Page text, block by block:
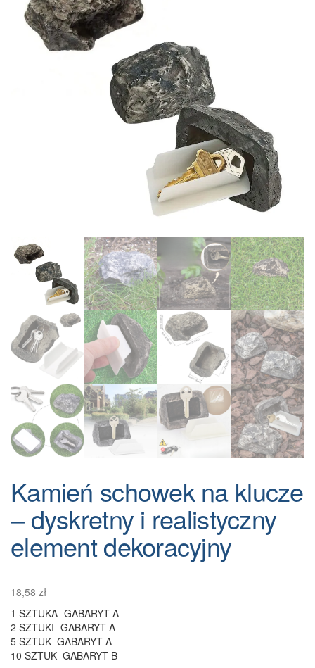
Kamień schowek na klucze
– dyskretny i realistyczny
element dekoracyjny
18,58 zł
1 SZTUKA- GABARYT A
2 SZTUKI- GABARYT A
5 SZTUK- GABARYT A
10 SZTUK- GABARYT B